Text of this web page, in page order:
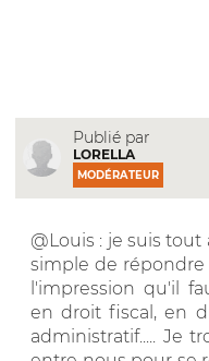
Publié par
LORELLA
MODÉRATEUR
@Louis : je suis tout
simple de répondre
l'impression qu'il
en droit fiscal, en
administratif..... Je